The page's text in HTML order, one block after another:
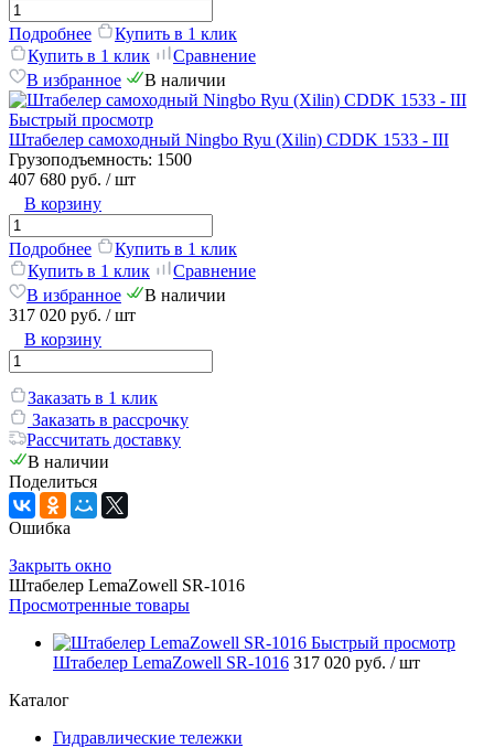
Подробнее
Купить в 1 клик
Купить в 1 клик
Сравнение
В избранное
В наличии
Быстрый просмотр
Штабелер самоходный Ningbo Ryu (Xilin) CDDK 1533 - III
Грузоподъемность: 1500
407 680 руб. / шт
В корзину
Подробнее
Купить в 1 клик
Купить в 1 клик
Сравнение
В избранное
В наличии
317 020 руб. / шт
В корзину
Заказать в 1 клик
Заказать в рассрочку
Рассчитать доставку
В наличии
Поделиться
Ошибка
Закрыть окно
Штабелер LemaZowell SR-1016
Просмотренные товары
Быстрый просмотр
Штабелер LemaZowell SR-1016 317 020 руб. / шт
Каталог
Гидравлические тележки